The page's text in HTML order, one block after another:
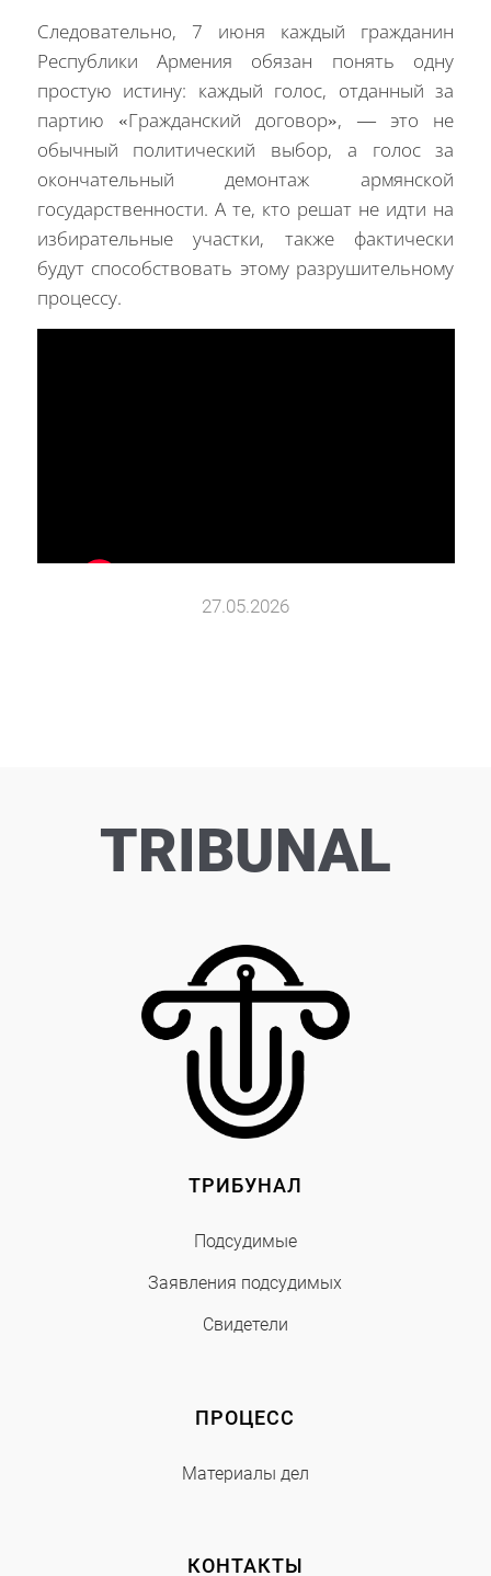
Следовательно, 7 июня каждый гражданин
Республики Армения обязан понять одну
простую истину: каждый голос, отданный за
партию «Гражданский договор», — это не
обычный политический выбор, а голос за
окончательный демонтаж армянской
государственности. А те, кто решат не идти на
избирательные участки, также фактически
будут способствовать этому разрушительному
процессу.
27.05.2026
TRIBUNAL
ТРИБУНАЛ
Подсудимые
Заявления подсудимых
Свидетели
ПРОЦЕСС
Материалы дел
КОНТАКТЫ